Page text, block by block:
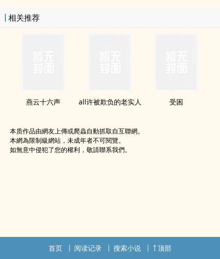
相关推荐
燕云十六声 all许被欺负的老实人 受困
本质作品由網友上傳或爬蟲自動抓取自互聯網。
本網為限制級網站，未成年者不可閱覽。
如無意中侵犯了您的權利，敬請聯系我們。
首页 阅读记录 搜索小说 顶部